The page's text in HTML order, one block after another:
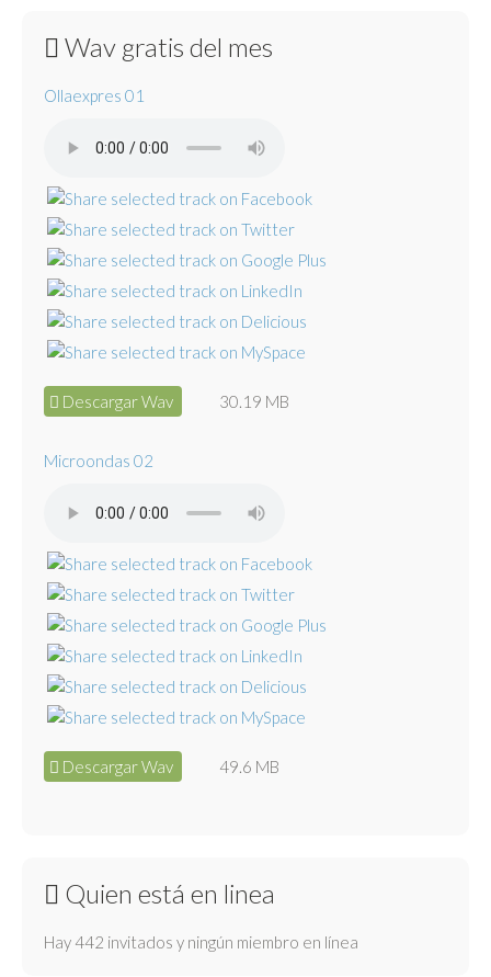
Wav gratis del mes
Ollaexpres 01
Descargar Wav 30.19 MB
Microondas 02
Descargar Wav 49.6 MB
Quien está en linea
Hay 442 invitados y ningún miembro en línea